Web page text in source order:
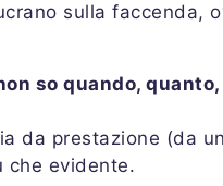
sulla faccenda,
so quando, quanto,
da prestazione (da
che evidente.